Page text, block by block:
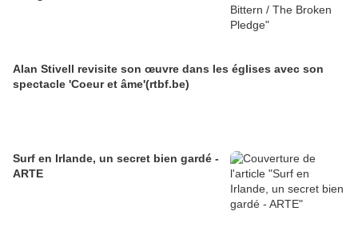
Alan Stivell revisite son œuvre dans les églises avec son
spectacle 'Coeur et âme'(rtbf.be)
Surf en Irlande, un secret bien gardé -
ARTE